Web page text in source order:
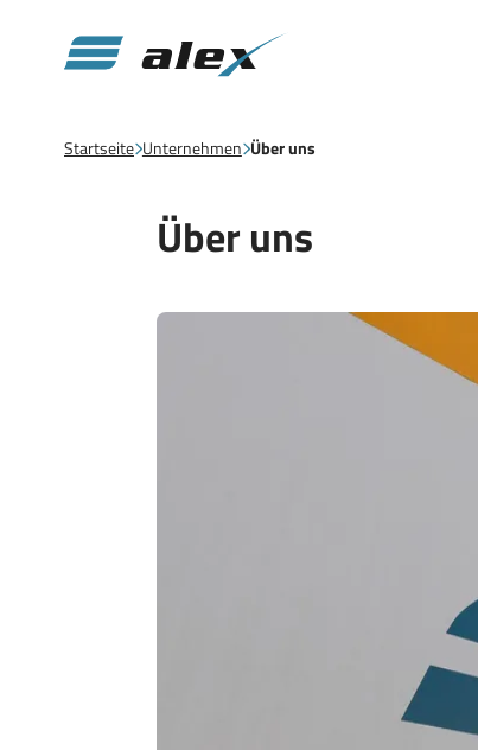
Startseite Unternehmen Über uns
Über uns